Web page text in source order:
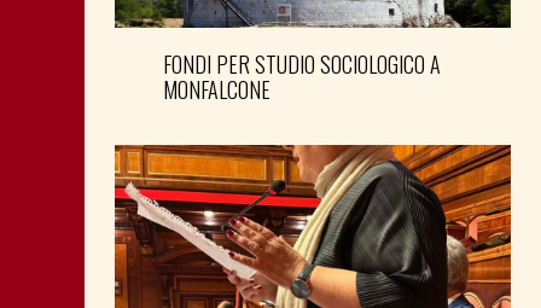
FONDI PER STUDIO SOCIOLOGICO A
MONFALCONE